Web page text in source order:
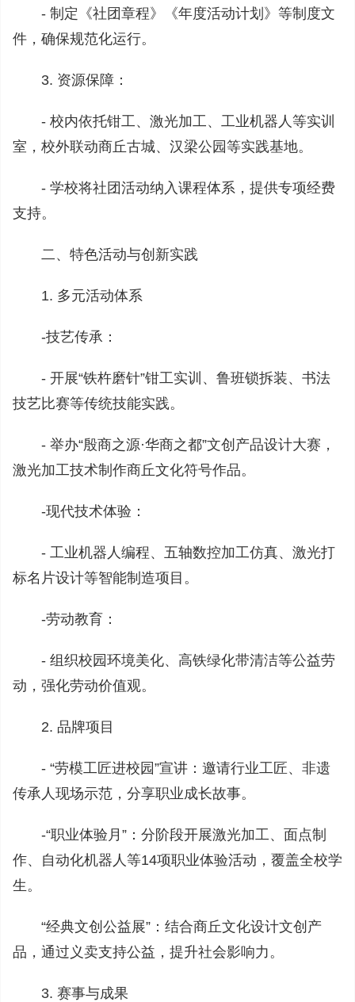
- 制定《社团章程》《年度活动计划》等制度文
件，确保规范化运行。
3. 资源保障：
- 校内依托钳工、激光加工、工业机器人等实训
室，校外联动商丘古城、汉梁公园等实践基地。
- 学校将社团活动纳入课程体系，提供专项经费
支持。
二、特色活动与创新实践
1. 多元活动体系
-技艺传承：
- 开展“铁杵磨针”钳工实训、鲁班锁拆装、书法
技艺比赛等传统技能实践。
- 举办“殷商之源·华商之都”文创产品设计大赛，
激光加工技术制作商丘文化符号作品。
-现代技术体验：
- 工业机器人编程、五轴数控加工仿真、激光打
标名片设计等智能制造项目。
-劳动教育：
- 组织校园环境美化、高铁绿化带清洁等公益劳
动，强化劳动价值观。
2. 品牌项目
- “劳模工匠进校园”宣讲：邀请行业工匠、非遗
传承人现场示范，分享职业成长故事。
-“职业体验月”：分阶段开展激光加工、面点制
作、自动化机器人等14项职业体验活动，覆盖全校学
生。
“经典文创公益展”：结合商丘文化设计文创产
品，通过义卖支持公益，提升社会影响力。
3. 赛事与成果